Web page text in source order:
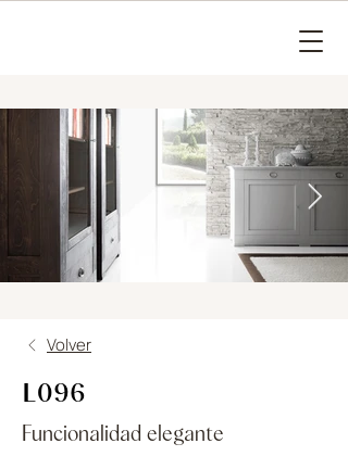
Volver
L096
Funcionalidad elegante